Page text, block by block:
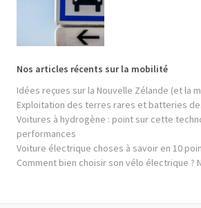
Nos articles récents sur la mobilité
Idées reçues sur la Nouvelle Zélande (et la
Exploitation des terres rares et batteries
Voitures à hydrogène : point sur cette
performances
Voiture électrique choses à savoir en 10
Comment bien choisir son vélo électrique ?